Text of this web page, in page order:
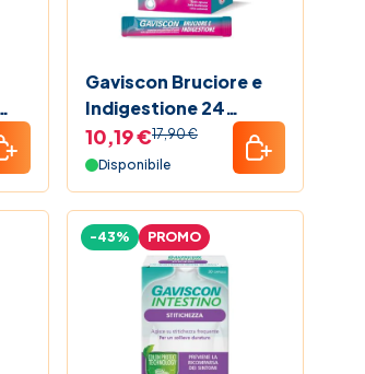
Gaviscon Bruciore e
Indigestione 24
Bustine
10,19 €17,90 €
Disponibile
-43% PROMO